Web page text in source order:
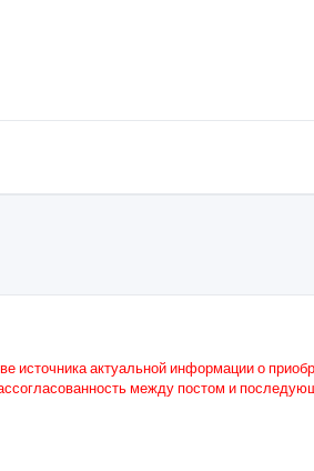
источника актуальной информации о
между постом и